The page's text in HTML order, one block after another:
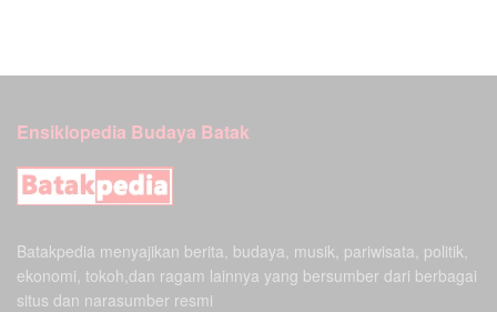
Ensiklopedia Budaya Batak
Batakpedia menyajikan berita, budaya, musik, pariwisata, politik,
ekonomi, tokoh,dan ragam lainnya yang bersumber dari berbagai
situs dan narasumber resmi